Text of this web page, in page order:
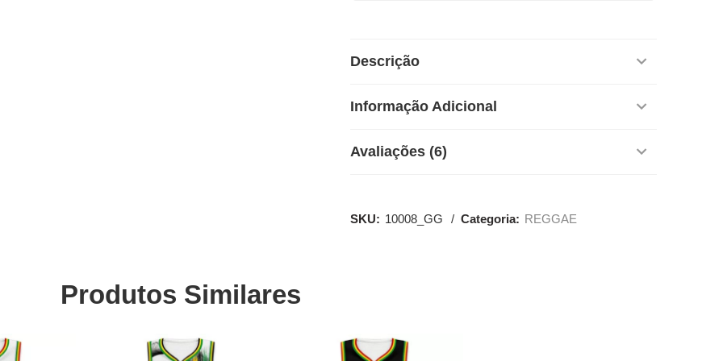
Descrição
Informação Adicional
Avaliações (6)
SKU: 10008_GG Categoria: REGGAE
Produtos Similares